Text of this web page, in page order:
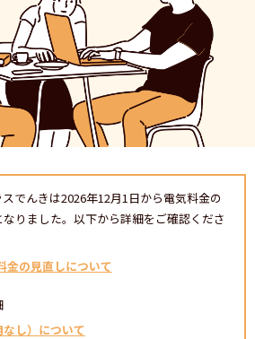
でんきは2026年12月1日から電気料金の
りました。以下から詳細をご確認くださ
の見直しについて
し）について